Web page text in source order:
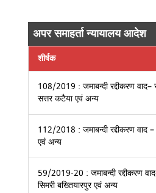
अपर समाहर्ता न्यायालय आदेश
शीर्षक
108/2019 : जमाबन्दी रद्दीकरण
सत्तर कटैया एवं अन्य
112/2018 : जमाबन्दी रद्दीकरण वाद
एवं अन्य
59/2019-20 : जमाबन्दी रद्दीकरण
सिमरी बख्तियारपुर एवं अन्य